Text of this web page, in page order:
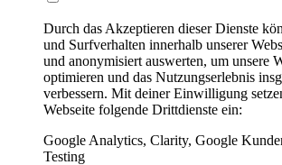
Durch das Akzeptieren dieser Dienste
und Surfverhalten innerhalb unserer
und anonymisiert auswerten, um unsere
optimieren und das Nutzungserlebnis
verbessern. Mit deiner Einwilligung
Webseite folgende Drittdienste ein:
Google Analytics, Clarity, Google
Testing